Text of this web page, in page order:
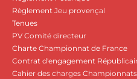
Règlement Jeu provençal
Tenues
PV Comité directeur
Charte Championnat de France
Contrat d'engagement
Cahier des charges